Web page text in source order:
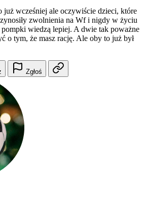
już wcześniej ale oczywiście dzieci, które
zwolnienia na Wf i nigdy w życiu
wiedzą lepiej. A dwie tak poważne
o tym, że masz rację. Ale oby to już był
Zgłoś